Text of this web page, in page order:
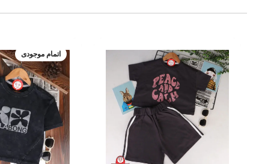
اتمام موجودی